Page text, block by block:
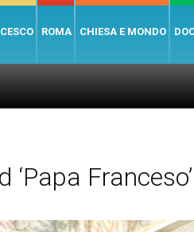
ROMA CHIESA E MONDO
Il
‘Papa Franceso’